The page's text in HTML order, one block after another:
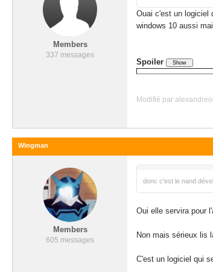
Members
337 messages
Ouai c'est un logiciel
windows 10 aussi
Spoiler
Modifié par
Wingman
Members
605 messages
donc c'est le nand
Oui elle servira pour
Non mais sérieux lis
C'est un logiciel qui